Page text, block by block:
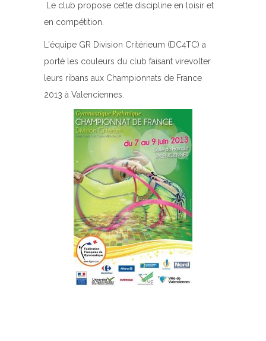
Le club propose cette discipline en loisir et
en compétition.
L'équipe GR Division Critérieum (DC4TC) a
porté les couleurs du club faisant virevolter
leurs ribans aux Championnats de France
2013 à Valenciennes.